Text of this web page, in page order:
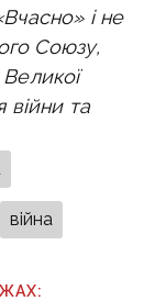
i не
Союзу,
війни та
війна